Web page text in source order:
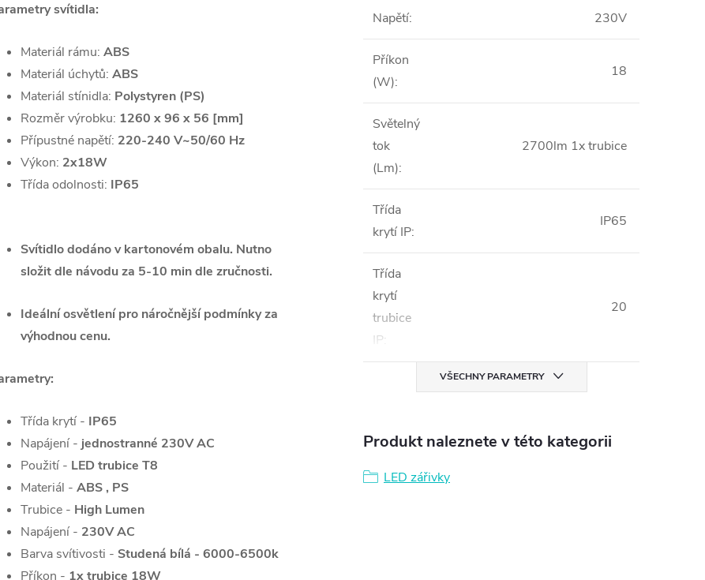
svítidla:
Materiál rámu: ABS
Materiál úchytů: ABS
Materiál stínidla: Polystyren (PS)
Rozměr výrobku: 1260 x 96 x 56 [mm]
Přípustné napětí: 220-240 V~50/60 Hz
Výkon: 2x18W
Třída odolnosti: IP65
Svítidlo dodáno v kartonovém obalu. Nutno
složit dle návodu za 5-10 min dle zručnosti.
Ideální osvětlení pro náročnější podmínky za
výhodnou cenu.
Třída krytí - IP65
Napájení - jednostranné 230V AC
Použití - LED trubice T8
Materiál - ABS , PS
Trubice - High Lumen
Napájení - 230V AC
Barva svítivosti - Studená bílá - 6000-6500k
Příkon - 1x trubice 18W
Napětí: 230V
Příkon
(W):
18
Světelný
tok
(Lm):
2700lm 1x trubice
Třída
krytí IP:
IP65
Třída
krytí
trubice
IP:
20
VŠECHNY PARAMETRY
Produkt naleznete v této kategorii
LED zářivky